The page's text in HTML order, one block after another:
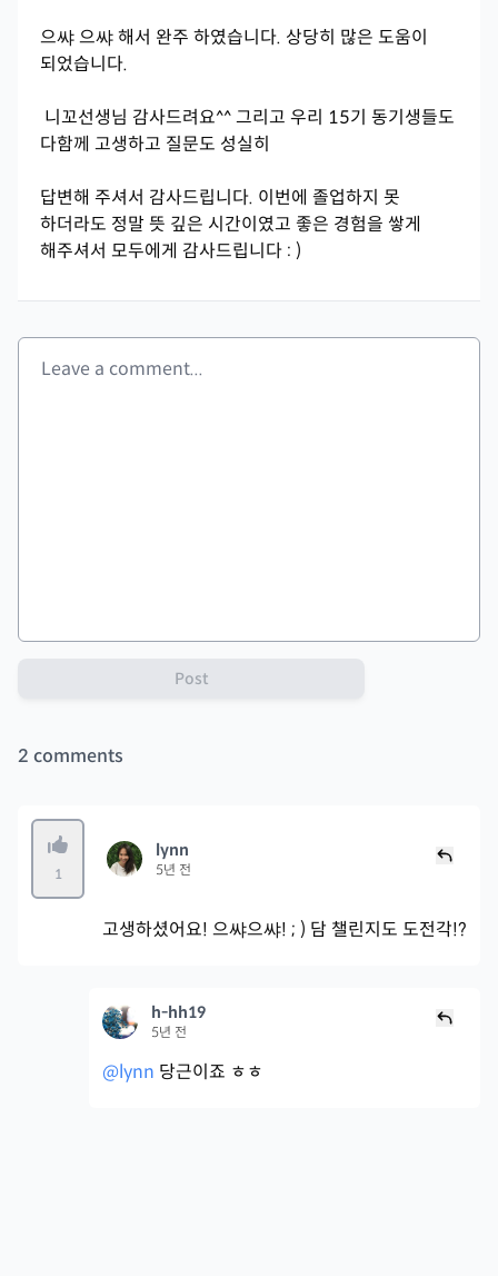
으쌰 으쌰 해서 완주 하였습니다. 상당히 많은 도움이
되었습니다.
니꼬선생님 감사드려요^^ 그리고 우리 15기 동기생들도
다함께 고생하고 질문도 성실히
답변해 주셔서 감사드립니다. 이번에 졸업하지 못
하더라도 정말 뜻 깊은 시간이였고 좋은 경험을 쌓게
해주셔서 모두에게 감사드립니다 : )
Post
2 comments
1
lynn
5년 전
고생하셨어요! 으쌰으쌰! ; ) 담 챌린지도 도전각!?
h-hh19
5년 전
@lynn 당근이죠 ㅎㅎ